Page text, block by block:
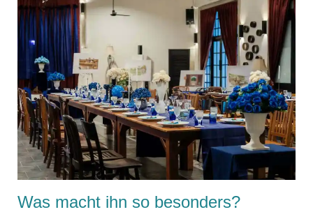
Was macht ihn so besonders?